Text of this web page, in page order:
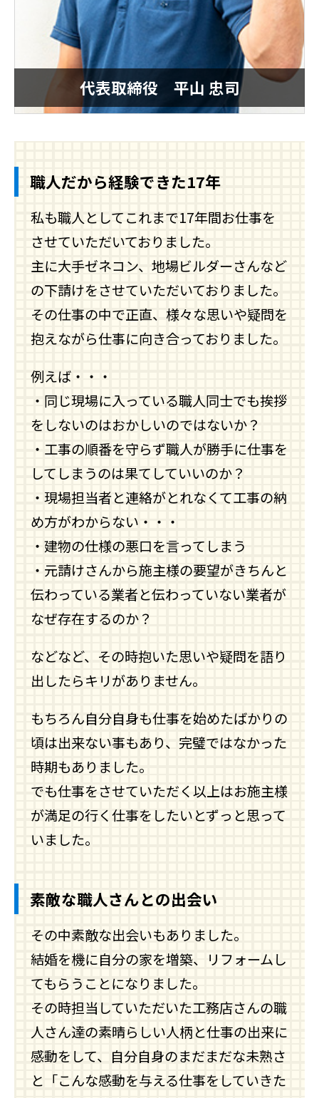
代表取締役 平山 忠司
職人だから経験できた17年
私も職人としてこれまで17年間お仕事を
させていただいておりました。
主に大手ゼネコン、地場ビルダーさんなど
の下請けをさせていただいておりました。
その仕事の中で正直、様々な思いや疑問を
抱えながら仕事に向き合っておりました。
例えば・・・
・同じ現場に入っている職人同士でも挨拶
をしないのはおかしいのではないか？
・工事の順番を守らず職人が勝手に仕事を
してしまうのは果てしていいのか？
・現場担当者と連絡がとれなくて工事の納
め方がわからない・・・
・建物の仕様の悪口を言ってしまう
・元請けさんから施主様の要望がきちんと
伝わっている業者と伝わっていない業者が
なぜ存在するのか？
などなど、その時抱いた思いや疑問を語り
出したらキリがありません。
もちろん自分自身も仕事を始めたばかりの
頃は出来ない事もあり、完璧ではなかった
時期もありました。
でも仕事をさせていただく以上はお施主様
が満足の行く仕事をしたいとずっと思って
いました。
素敵な職人さんとの出会い
その中素敵な出会いもありました。
結婚を機に自分の家を増築、リフォームし
てもらうことになりました。
その時担当していただいた工務店さんの職
人さん達の素晴らしい人柄と仕事の出来に
感動をして、自分自身のまだまだな未熟さ
と「こんな感動を与える仕事をしていきた